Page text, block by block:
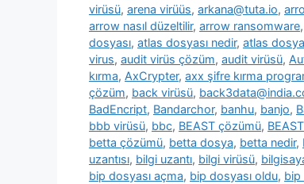
virüsü, arena virüüs, arkana@tuta.io,
arrow nasıl düzeltilir, arrow ransomware,
dosyası, atlas dosyası nedir, atlas
virus, audit virüs çözüm, audit virüsü,
kırma, AxCrypter, axx şifre kırma
çözüm, back virüsü,
BadEncript, Bandarchor, banhu, banjo,
bbb virüsü, bbc, BEAST çözümü,
betta çözümü, betta dosya, betta nedir,
uzantısı, bilgi uzantı, bilgi virüsü,
bip dosyası açma, bip dosyası oldu, bip